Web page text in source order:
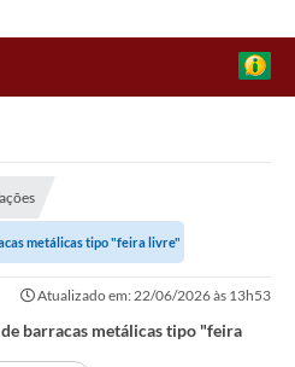
metálicas tipo "feira livre"
Atualizado em: 22/06/2026 às 13h53
barracas metálicas tipo "feira